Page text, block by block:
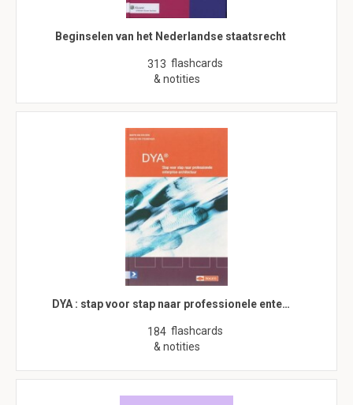
Beginselen van het Nederlandse staatsrecht
313 flashcards
& notities
DYA : stap voor stap naar professionele ente…
184 flashcards
& notities